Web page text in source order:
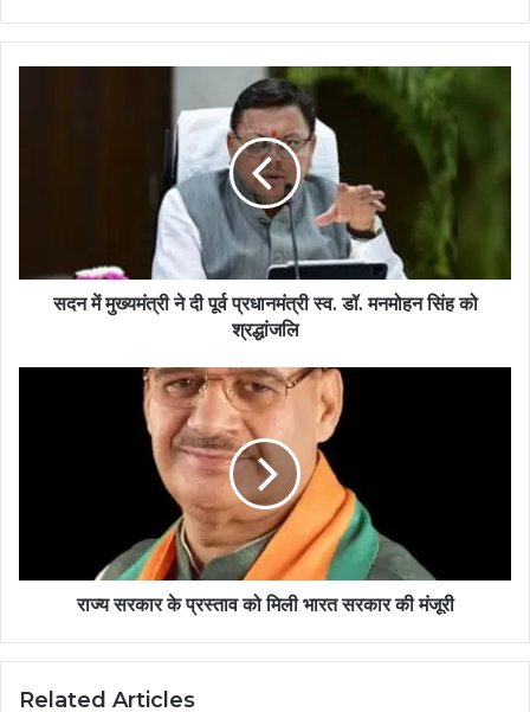
सदन में मुख्यमंत्री ने दी पूर्व प्रधानमंत्री स्व. डॉ. मनमोहन सिंह को
श्रद्धांजलि
राज्य सरकार के प्रस्ताव को मिली भारत सरकार की मंजूरी
Related Articles